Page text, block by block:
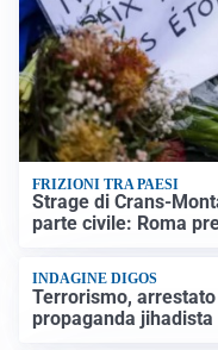
FRIZIONI TRA PAESI
Strage di Crans-
parte civile: Roma
INDAGINE DIGOS
Terrorismo,
propaganda jihadista